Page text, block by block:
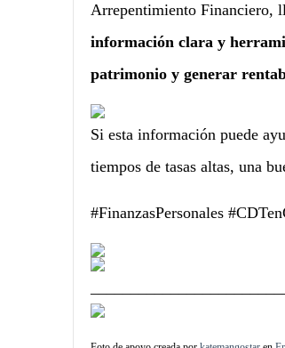
Arrepentimiento Financiero,
información clara y
patrimonio y generar
Si esta información puede
tiempos de tasas altas, una
#FinanzasPersonales